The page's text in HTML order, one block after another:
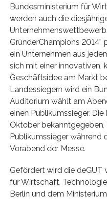
Bundesministerium für
werden auch die
GründerChampions 2014”
ein Unternehmen aus
sich mit einer innovativen,
Geschäftsidee am Markt
Landessiegern wird ein
Auditorium wählt am
einen Publikumssieger.
Oktober
Publikumssieger während
Vorabend der Messe.
Gefördert wird die deGUT
für Wirtschaft,
Berlin und dem